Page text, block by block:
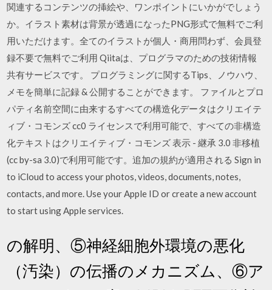
関連するコンテンツの挿絵や、ワンポイントにいかがでしょう
か。イラスト素材は背景が透過になったPNG形式で無料でご利
用いただけます。全てのイラストが個人・商用問わず、会員登
録不要で無料でご利用 Qiitaは、プログラマのための技術情報
共有サービスです。 プログラミングに関するTips、ノウハウ、
メモを簡単に記録 & 公開することができます。 ファイルとプロ
パティ名前空間に由来するすべての構造化データはクリエイテ
ィブ・コモンズ cc0 ライセンスで利用可能で、すべての非構造
化テキストはクリエイティブ・コモンズ 表示 - 継承 3.0 非移植
(cc by-sa 3.0)で利用可能です。追加の規約が適用される Sign in
to iCloud to access your photos, videos, documents, notes,
contacts, and more. Use your Apple ID or create a new account
to start using Apple services.
の解明、⑤神経細胞外環境の悪化
（汚染）の伝播のメカニズム、⑥ア